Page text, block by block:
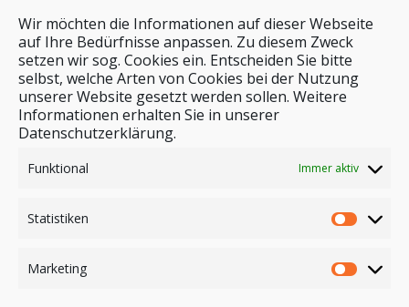
Wir möchten die Informationen auf dieser Webseite
auf Ihre Bedürfnisse anpassen. Zu diesem Zweck
setzen wir sog. Cookies ein. Entscheiden Sie bitte
selbst, welche Arten von Cookies bei der Nutzung
unserer Website gesetzt werden sollen. Weitere
Informationen erhalten Sie in unserer
Datenschutzerklärung.
Funktional Immer aktiv
Statistiken
Marketing
Stichwortsuche